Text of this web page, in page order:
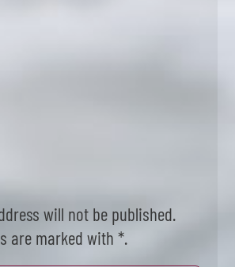
will not be published.
are marked with *.